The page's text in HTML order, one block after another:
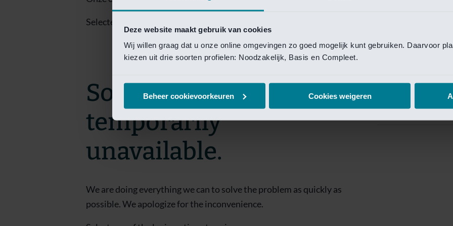
Deze website maakt gebruik van cookies
Wij willen graag dat u onze online omgevingen zo goed mogelijk kunt gebruiken. Daarvoor
kiezen uit drie soorten profielen: Noodzakelijk, Basis en Compleet.
Beheer cookievoorkeuren Cookies weigeren
Van Lanschot
Selecteer een van de login opties om toegang te krijgen.
Sorry! This page is
temporarily
unavailable.
We are doing everything we can to solve the problem as quickly as
possible. We apologize for the inconvenience.